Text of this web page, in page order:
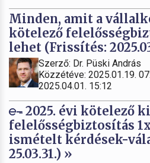
Minden, amit a
kötelező
lehet (Frissítés:
Szerző: Dr. Püski András
Közzétéve: 2025.01.19.
2025.04.01. 15:12
2025. évi kötelező
felelősségbiztosítás
ismételt kérdések-
25.03.31.) »